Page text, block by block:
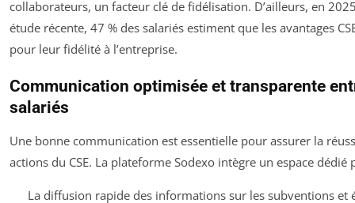
collaborateurs, un facteur clé de fidélisation. D’ailleurs, en
étude récente, 47 % des salariés estiment que les avantages
pour leur fidélité à l’entreprise.
Communication optimisée et transparente
salariés
Une bonne communication est essentielle pour assurer la
actions du CSE. La plateforme Sodexo intègre un espace dédié
La diffusion rapide des informations sur les subventions et